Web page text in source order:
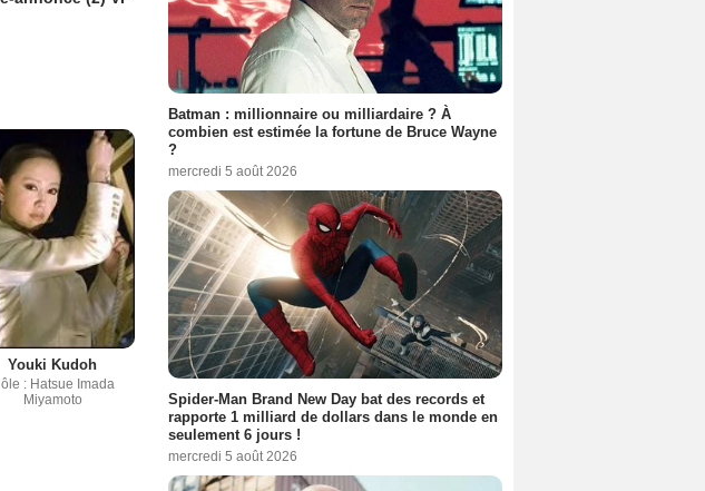
Youki Kudoh
: Hatsue Imada
Miyamoto
Batman : millionnaire ou milliardaire ? À
combien est estimée la fortune de Bruce Wayne
?
mercredi 5 août 2026
Spider-Man Brand New Day bat des records et
rapporte 1 milliard de dollars dans le monde en
seulement 6 jours !
mercredi 5 août 2026